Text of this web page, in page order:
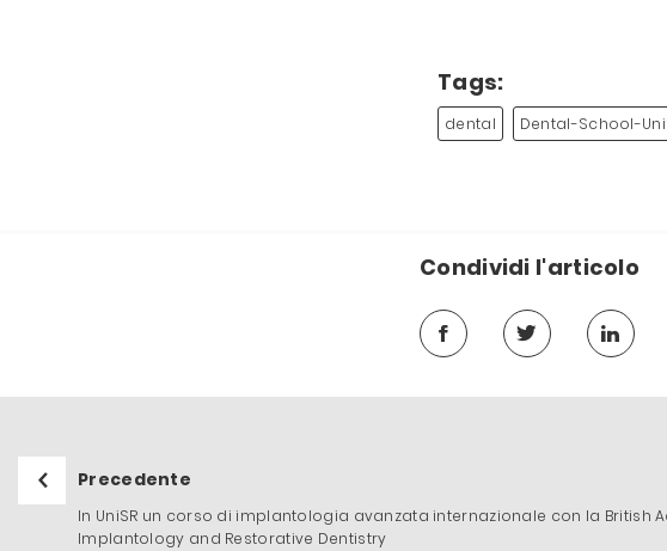
Tags:
dental Dental-School-
Condividi l'articolo
Precedente
In UniSR un corso di implantologia avanzata internazionale con la British
Implantology and Restorative Dentistry